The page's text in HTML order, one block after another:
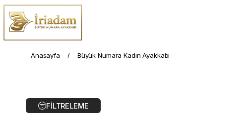
Anasayfa Büyük Numara Kadın Ayakkabı
FILTRELEME